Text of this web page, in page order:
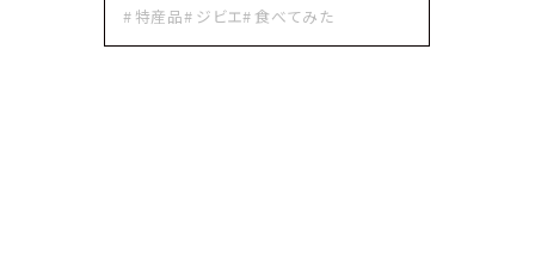
特産品 ジビエ 食べてみた